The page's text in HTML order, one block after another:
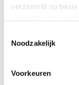
verzameld op
Noodzakelijk
Voorkeuren
Vul deze informatie